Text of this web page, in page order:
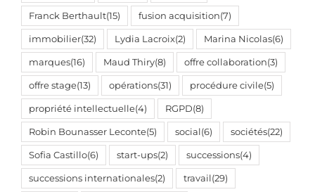
Franck Berthault(15) fusion acquisition(7)
immobilier(32) Lydia Lacroix(2) Marina Nicolas(6)
marques(16) Maud Thiry(8) offre collaboration(3)
offre stage(13) opérations(31) procédure civile(5)
propriété intellectuelle(4) RGPD(8)
Robin Bounasser Leconte(5) social (6) sociétés(22)
Sofia Castillo(6) start-ups(2) successions(4)
successions internationales(2) travail (29)